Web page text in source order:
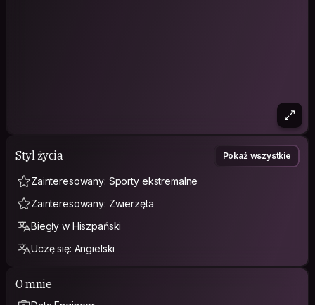
Styl życia Pokaż wszystkie
Zainteresowany: Sporty ekstremalne
Zainteresowany: Zwierzęta
Biegły w Hiszpański
Uczę się: Angielski
O mnie